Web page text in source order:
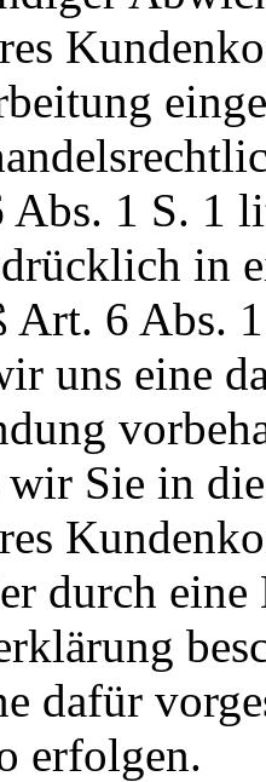
Abs. 1 S. 1
in
Art. 6 Abs.
uns eine
Sie in
durch
dafür
erfolgen.